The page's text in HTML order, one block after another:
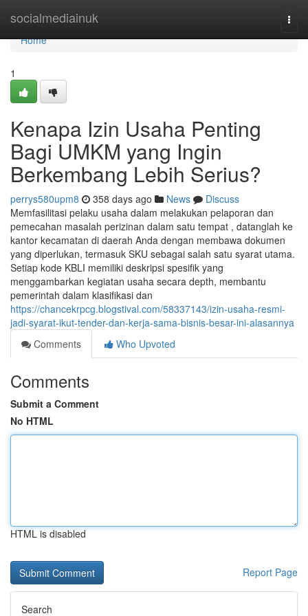
socialmediainuk
Home
Home
1
Kenapa Izin Usaha Penting
Bagi UMKM yang Ingin
Berkembang Lebih Serius?
perrys580upm8 358 days ago News
Discuss
Memfasilitasi pelaku usaha dalam melakukan pelaporan dan
pemecahan masalah perizinan dalam satu tempat , datanglah ke
kantor kecamatan di daerah Anda dengan membawa dokumen
yang diperlukan, termasuk SKU sebagai salah satu syarat utama.
Setiap kode KBLI memiliki deskripsi spesifik yang
menggambarkan kegiatan usaha secara depth, membantu
pemerintah dalam klasifikasi dan
https://chancekrpcg.blogstival.com/58337143/izin-usaha-resmi-
jadi-syarat-ikut-tender-dan-kerja-sama-bisnis-besar-ini-alasannya
Comments
Who Upvoted
Comments
Submit a Comment
No HTML
HTML is disabled
Report Page
Search